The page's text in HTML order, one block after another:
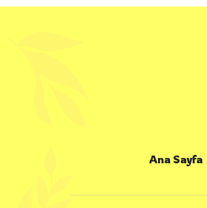
Ana Sayfa